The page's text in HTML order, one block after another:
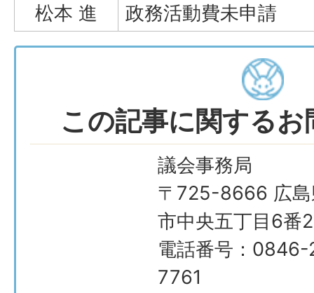
松本 進 政務活動費未申請
この記事に関する
議会事務局
〒725-8666 広島
市中央五丁目6番
電話番号：
7761